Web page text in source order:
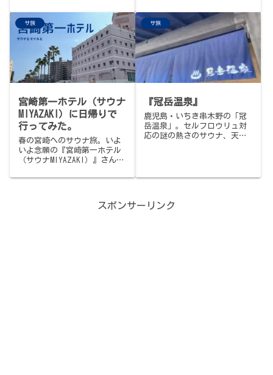
SAUNA BALI』の徹底レビュー
をお届け。大人のバリ島旅行
を計画中の方必見の実用ガイ
ました…
サ旅
宮崎第一ホテル（サウナ
MIYAZAKI）に日帰りで
行ってみた。
春の宮崎へのサウナ旅。いよ
いよ念願の『宮崎第一ホテル
（サウナMIYAZAKI）』さん
ービスを体験してきました。
サ旅
『冠岳温泉』
鹿児島・いちき串木野の「冠
岳温泉」。セルフロウリュ対
応の謎の熱さのサウナ、天然
休。
スポンサーリンク